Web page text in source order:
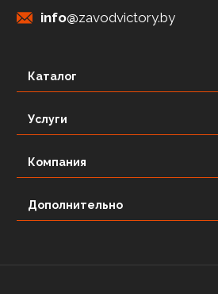
Каталог
Услуги
Компания
Дополнительно
info@zavodvictory.by